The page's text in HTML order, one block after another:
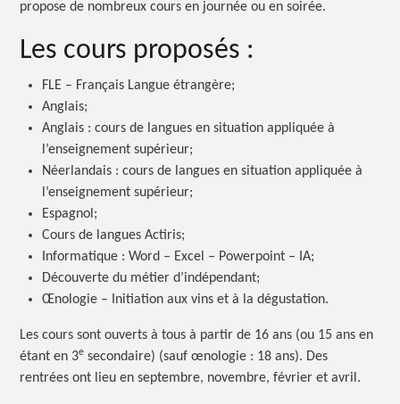
propose de nombreux cours en journée ou en soirée.
Les cours proposés :
FLE – Français Langue étrangère;
Anglais;
Anglais : cours de langues en situation appliquée à
l’enseignement supérieur;
Néerlandais : cours de langues en situation appliquée à
l’enseignement supérieur;
Espagnol;
Cours de langues Actiris;
Informatique : Word – Excel – Powerpoint – IA;
Découverte du métier d’indépendant;
Œnologie – Initiation aux vins et à la dégustation.
Les cours sont ouverts à tous à partir de 16 ans (ou 15 ans en
étant en 3e secondaire) (sauf œnologie : 18 ans). Des
rentrées ont lieu en septembre, novembre, février et avril.